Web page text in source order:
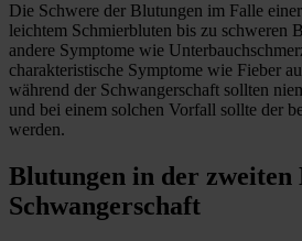
Die Schwere der Blutungen im Falle
leichtem Schmierbluten bis zu schweren
andere Symptome wie
charakteristische Symptome wie Fieber
während der Schwangerschaft sollten
und bei einem solchen Vorfall sollte der
werden.
Blutungen in der zweiten
Schwangerschaft